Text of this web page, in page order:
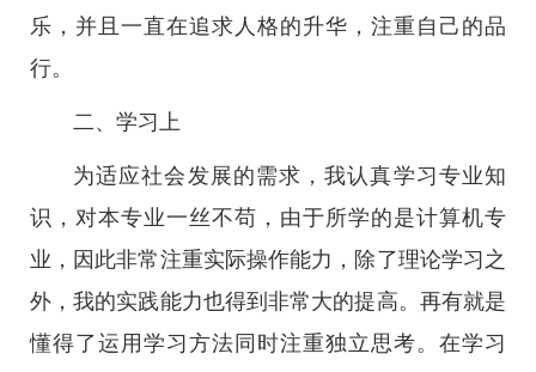
乐，并且一直在追求人格的升华，注重自己的品
行。
二、学习上
为适应社会发展的需求，我认真学习专业知
识，对本专业一丝不苟，由于所学的是计算机专
业，因此非常注重实际操作能力，除了理论学习之
外，我的实践能力也得到非常大的提高。再有就是
懂得了运用学习方法同时注重独立思考。在学习